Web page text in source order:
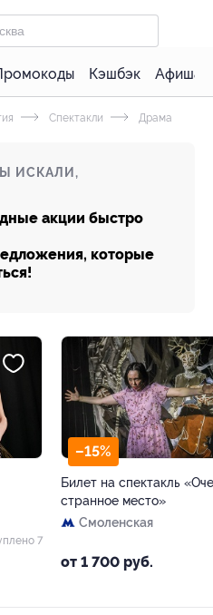
Кэшбэк Афиша
Спектакли Драма
ИСКАЛИ,
акции быстро
которые
7
–15%
Билет на спектакль
странное место»
Смоленская
от 1 700 руб.